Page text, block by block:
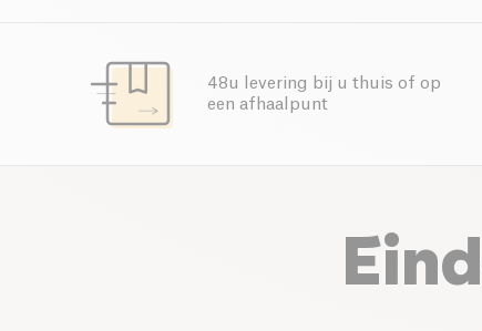
48u levering bij u thuis of op
een afhaalpunt